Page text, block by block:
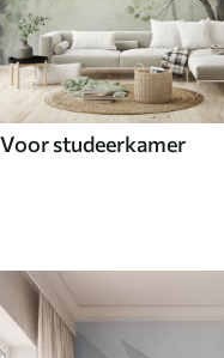
Voor studeerkamer